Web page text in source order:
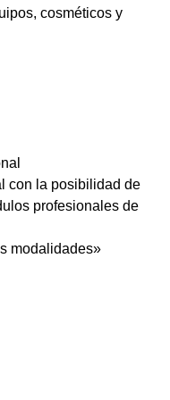
cosméticos y
con la posibilidad de
profesionales de
modalidades»